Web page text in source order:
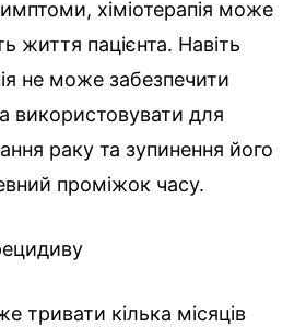
хіміотерапія може
життя пацієнта. Навіть
не може забезпечити
використовувати для
раку та зупинення його
проміжок часу.
тривати кілька місяців